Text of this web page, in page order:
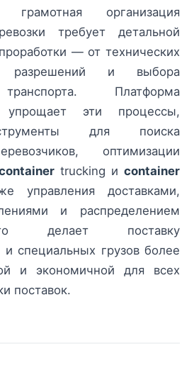
организация
требует детальной
— от технических
разрешений и выбора
Платформа
упрощает эти процессы,
для поиска
оптимизации
trucking и container
управления доставками,
и распределением
делает поставку
и специальных грузов более
и экономичной для всех
поставок.